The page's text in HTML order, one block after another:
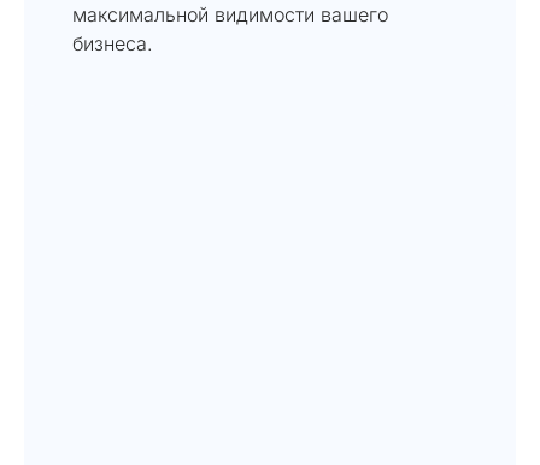
максимальной видимости вашего
бизнеса.